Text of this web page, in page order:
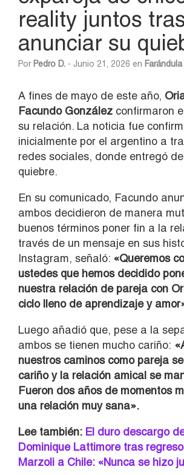
reality juntos
anunciar su
Por Pedro D. - Junio 21, 2026 en
A fines de mayo de este año,
Facundo González confirmaron
su relación. La noticia fue
inicialmente por el argentino a
redes sociales, donde entregó
quiebre.
En su comunicado, Facundo
ambos decidieron de manera
buenos términos poner fin a la
través de un mensaje en sus
Instagram, señaló: «Queremos
ustedes que hemos decidido
nuestra relación de pareja con
ciclo lleno de aprendizaje y
Luego añadió que, pese a la
ambos se tienen mucho cariño:
nuestros caminos como pareja
cariño y la relación amical se
Fueron dos años de momentos
una relación muy sana».
Lee también: El duro descargo
Dominique Lattimore tras
Marzoli a Chile: «Nunca se hizo